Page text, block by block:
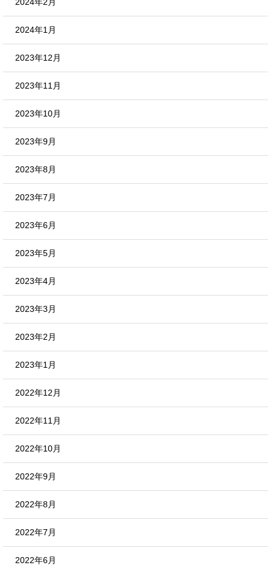
2024年1月
2023年12月
2023年11月
2023年10月
2023年9月
2023年8月
2023年7月
2023年6月
2023年5月
2023年4月
2023年3月
2023年2月
2023年1月
2022年12月
2022年11月
2022年10月
2022年9月
2022年8月
2022年7月
2022年6月